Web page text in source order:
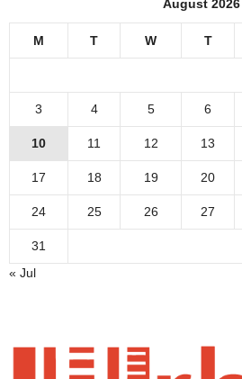
August 2026
M T W T
3 4 5 6
10 11 12 13
17 18 19 20
24 25 26 27
31
« Jul